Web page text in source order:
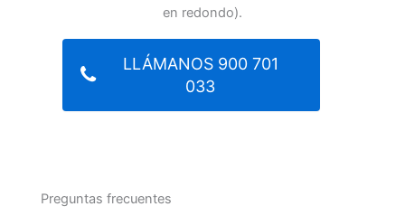
en redondo).
LLÁMANOS 900 701
033
Preguntas frecuentes